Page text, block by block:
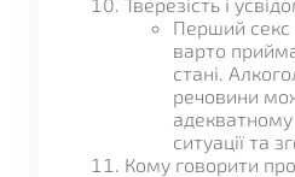
Перший
варто
стані.
речовини
ситуації та
Кому говорити